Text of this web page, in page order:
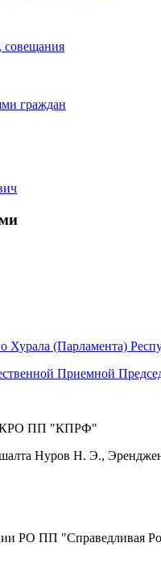
совещания
граждан
Хурала (Парламента)
Приемной
КРО ПП "КПРФ"
Яшалта Нуров Н. Э.,
РО ПП "Справедливая